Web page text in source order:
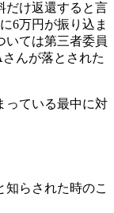
だけ返還すると言
6万円が振り込ま
いては第三者委員
んが落とされた
っている最中に対
らされた時のこ